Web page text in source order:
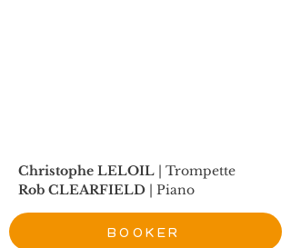
Christophe LELOIL | Trompette
Rob CLEARFIELD | Piano
BOOKER